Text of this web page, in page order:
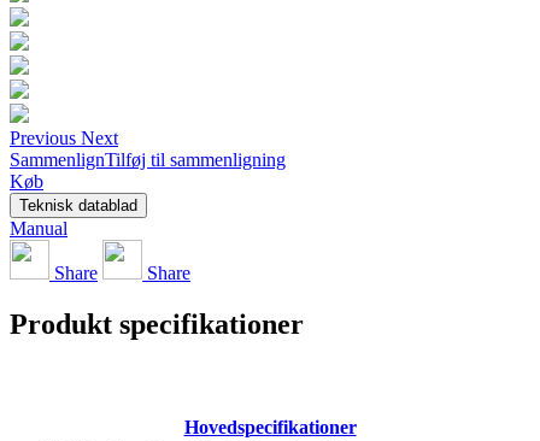
Previous Next
SammenlignTilføj til sammenligning
Køb
Teknisk datablad
Manual
Share Share
Produkt specifikationer
Hovedspecifikationer